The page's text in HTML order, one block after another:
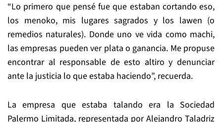
“Lo primero que pensé fue que estaban cortando eso,
los menoko, mis lugares sagrados y los lawen (o
remedios naturales). Donde uno ve vida como machi,
las empresas pueden ver plata o ganancia. Me propuse
encontrar al responsable de esto altiro y denunciar
ante la justicia lo que estaba haciendo”, recuerda.
La empresa que estaba talando era la Sociedad
Palermo Limitada, representada por Alejandro Taladriz